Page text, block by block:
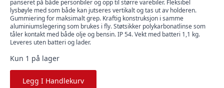
panseret på både personbiler og opp til større varebiler. Fleksibel
lysbøyle med som både kan jutseres vertikalt og tas ut av holderen.
Gummiering for maksimalt grep. Kraftig konstruksjon i samme
aluminiumslegering som brukes i fly. Støtsikker polykarbonatlinse som
tåler kontakt med både olje og bensin. IP 54. Vekt med batteri 1,1 kg.
Leveres uten batteri og lader.
Kun 1 på lager
Legg I Handlekurv